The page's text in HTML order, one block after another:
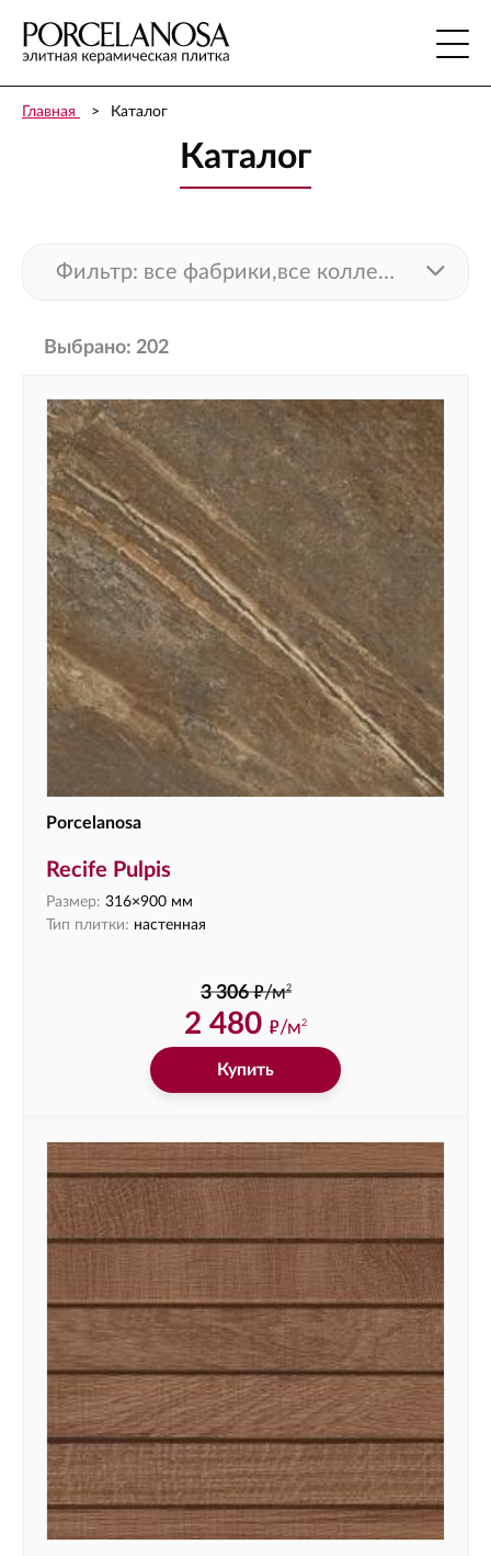
Главная Каталог
Каталог
Фильтр: все фабрики,все коллекции, все
Выбрано: 202
Porcelanosa
Recife Pulpis
Размер: 316×900 мм
Тип плитки: настенная
3 306 ф/м2
2 480 ф/м2
Купить